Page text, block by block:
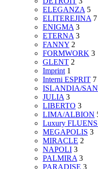
ELEGANZA 5
ELITEREJINA 7
ENIGMA 3
ETERNA 3
FANNY 2
FORMWORK 3
GLENT 2
Imprint 1
Interni ESPRIT 7
ISLANDIA/
JULIA 3
LIBERTO 3
LIMA/ALBION
Luxury
MEGAPOLIS 3
MIRACLE 2
NAPOLI 3
PALMIRA 3
PARADISE 3